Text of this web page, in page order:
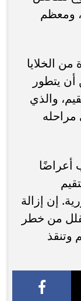
ومعظم
الخلايا
يتطور
والذي
مراحله
أعراضًا
إن إزالة
من خطر
وتنقذ